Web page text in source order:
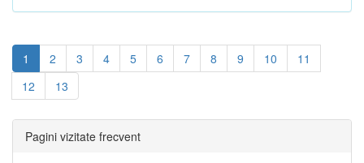
1 2 3 4 5 6 7 8 9 10
11
12
13
Pagini vizitate frecvent